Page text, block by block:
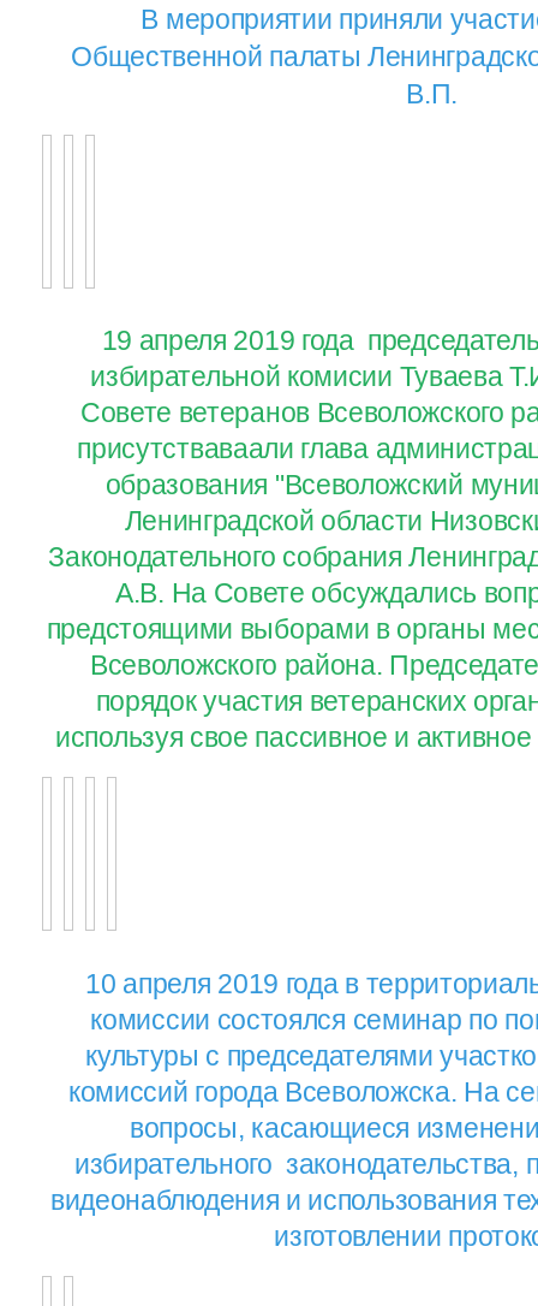
В мероприятии приняли
Общественной палаты
В.П.
19 апреля 2019 года
избирательной комисии Туваева
Совете ветеранов Всеволожского
присутстваваали глава
образования "Всеволожский
Ленинградской области
Законодательного собрания
А.В. На Совете обсуждались
предстоящими выборами в органы
Всеволожского района.
порядок участия ветеранских
используя свое пассивное и
10 апреля 2019 года в
комиссии состоялся семинар по
культуры с председателями
комиссий города Всеволожска. На
вопросы, касающиеся
избирательного
видеонаблюдения и использования
изготовлении